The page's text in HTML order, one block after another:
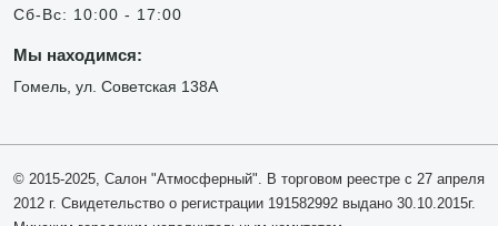
Сб-Вс: 10:00 - 17:00
Мы находимся:
Гомель, ул. Советская 138А
© 2015-2025, Салон "Атмосферный". В торговом реестре с 27 апреля
2012 г. Свидетельство о регистрации 191582992 выдано 30.10.2015г.